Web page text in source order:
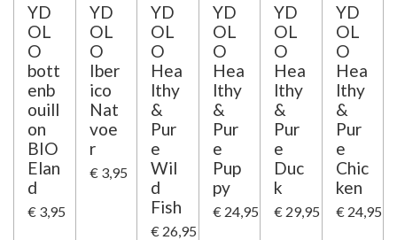
YD
OL
O
bott
enb
ouill
on
BIO
Elan
d
€ 3,95
YD
OL
O
Iber
ico
Nat
voe
r
€ 3,95
YD
OL
O
Hea
lthy
&
Pur
e
Wil
d
Fish
€ 26,95
YD
OL
O
Hea
lthy
&
Pur
e
Pup
py
€ 24,95
YD
OL
O
Hea
lthy
&
Pur
e
Duc
k
€ 29,95
YD
OL
O
Hea
lthy
&
Pur
e
Chic
ken
€ 24,95